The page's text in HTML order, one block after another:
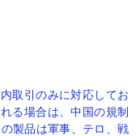
取引のみに対応してお
る場合は、中国の規制
製品は軍事、テロ、戦